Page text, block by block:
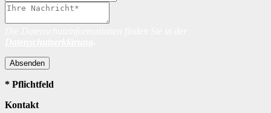
Absenden
* Pflichtfeld
Kontakt